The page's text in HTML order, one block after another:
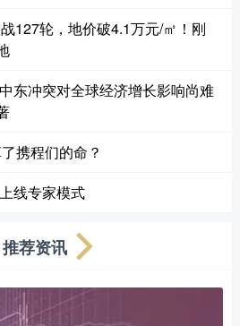
127轮，地价破4.1万元/㎡！刚
东冲突对全球经济增长影响尚难
携程们的命？
线专家模式
推荐资讯